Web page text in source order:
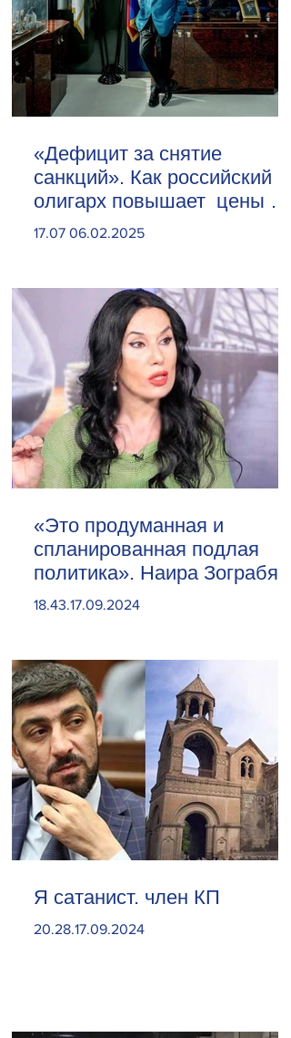
«Дефицит за снятие
санкций». Как российский
олигарх повышает цены на
сливочное масло
17.07 06.02.2025
«Это продуманная и
спланированная подлая
политика». Наира Зограбян
18.43.17.09.2024
Я сатанист. член КП
20.28.17.09.2024